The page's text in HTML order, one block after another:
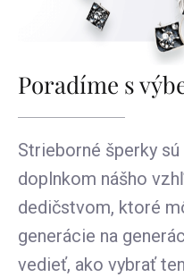
Poradíme s
Strieborné šperky
doplnkom nášho
dedičstvom, ktoré
generácie na
vedieť, ako vybrať